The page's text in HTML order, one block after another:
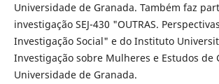
Universidade de Granada. Também faz
investigação SEJ-430 "OUTRAS.
Investigação Social" e do Instituto
Investigação sobre Mulheres e Estudos de
Universidade de Granada.